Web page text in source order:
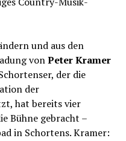
und aus den
vonPeter Kramer
der die
der
hat bereits vier
Bühne gebracht –
in Schortens. Kramer: